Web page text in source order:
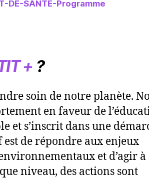
DE-SANTE-Programme
+ ?
soin de notre planète.
en faveur de
et s’inscrit dans une
de répondre aux enjeux
et d’agir à
niveau, des actions sont